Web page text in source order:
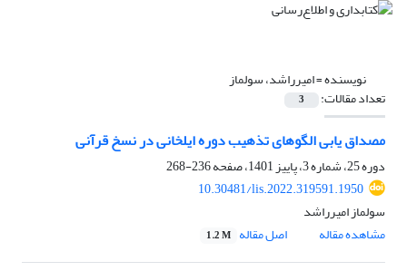
نویسنده =امیرراشد، سولماز
تعداد مقالات: 3
مصداق یابی الگوهای تذهیب دوره ایلخانی در نسخ قرآنی
دوره 25، شماره 3، پاییز 1401، صفحه
236-268
10.30481/lis.2022.319591.1950
سولماز امیرراشد
مشاهده مقاله
اصل مقاله 1.2 M